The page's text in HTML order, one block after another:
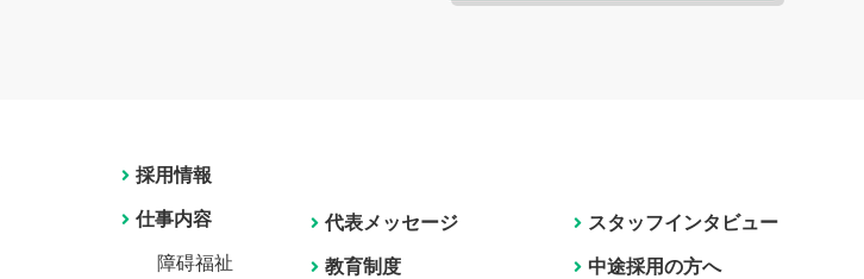
採用情報
仕事内容
障碍福祉
代表メッセージ
教育制度
スタッフインタビュー
中途採用の方へ